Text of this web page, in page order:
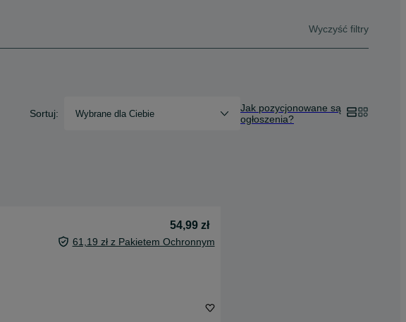
Wyczyść filtry
Sortuj: Wybrane dla Ciebie
Jak pozycjonowane są
ogłoszenia?
54,99 zł
61,19 zł z Pakietem Ochronnym